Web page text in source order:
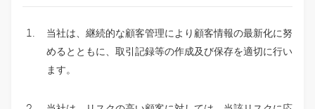
当社は、継続的な顧客管理により顧客情報の最新化に努
めるとともに、取引記録等の作成及び保存を適切に行い
ます。